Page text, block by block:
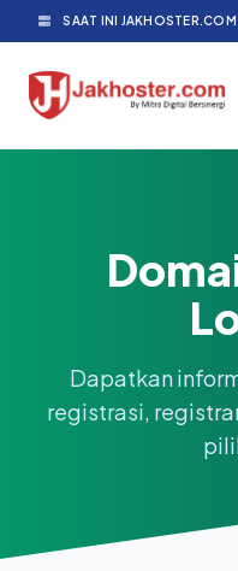
SAAT INI JAKHOSTER.COM
Dapatkan
registrasi,